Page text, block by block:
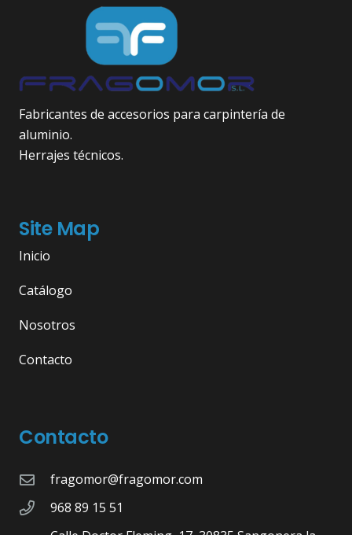
Fabricantes de accesorios para carpintería de
aluminio.
Herrajes técnicos.
Site Map
Inicio
Catálogo
Nosotros
Contacto
Contacto
fragomor@fragomor.com
968 89 15 51